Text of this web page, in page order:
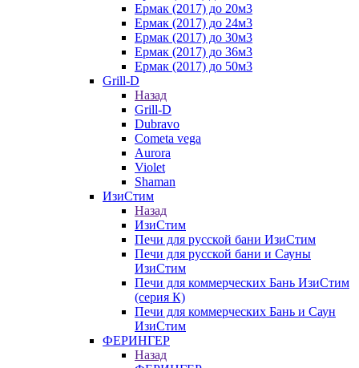
Ермак (2017) до 20м3
Ермак (2017) до 24м3
Ермак (2017) до 30м3
Ермак (2017) до 36м3
Ермак (2017) до 50м3
Grill-D
Назад
Grill-D
Dubravo
Cometa vega
Aurora
Violet
Shaman
ИзиСтим
Назад
ИзиСтим
Печи для русской бани ИзиСтим
Печи для русской бани и Сауны
ИзиСтим
Печи для коммерческих Бань ИзиСтим
(серия К)
Печи для коммерческих Бань и Саун
ИзиСтим
ФЕРИНГЕР
Назад